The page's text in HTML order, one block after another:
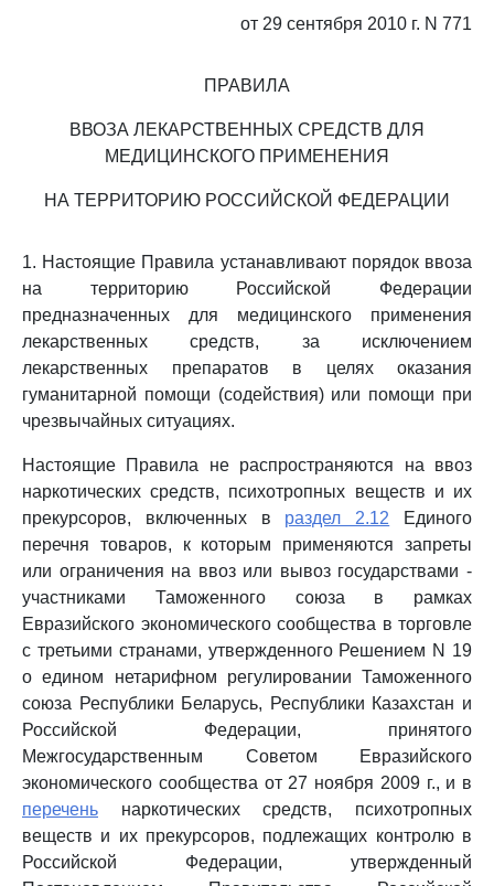
от 29 сентября 2010 г. N 771
ПРАВИЛА
ВВОЗА ЛЕКАРСТВЕННЫХ СРЕДСТВ ДЛЯ
МЕДИЦИНСКОГО ПРИМЕНЕНИЯ
НА ТЕРРИТОРИЮ РОССИЙСКОЙ ФЕДЕРАЦИИ
1. Настоящие Правила устанавливают порядок ввоза
на территорию Российской Федерации
предназначенных для медицинского применения
лекарственных средств, за исключением
лекарственных препаратов в целях оказания
гуманитарной помощи (содействия) или помощи при
чрезвычайных ситуациях.
Настоящие Правила не распространяются на ввоз
наркотических средств, психотропных веществ и их
прекурсоров, включенных в раздел 2.12 Единого
перечня товаров, к которым применяются запреты
или ограничения на ввоз или вывоз государствами -
участниками Таможенного союза в рамках
Евразийского экономического сообщества в торговле
с третьими странами, утвержденного Решением N 19
о едином нетарифном регулировании Таможенного
союза Республики Беларусь, Республики Казахстан и
Российской Федерации, принятого
Межгосударственным Советом Евразийского
экономического сообщества от 27 ноября 2009 г., и в
перечень наркотических средств, психотропных
веществ и их прекурсоров, подлежащих контролю в
Российской Федерации, утвержденный